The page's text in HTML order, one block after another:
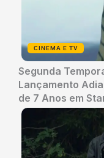
CINEMA E TV
Segunda
Lançamento
de 7 Anos em